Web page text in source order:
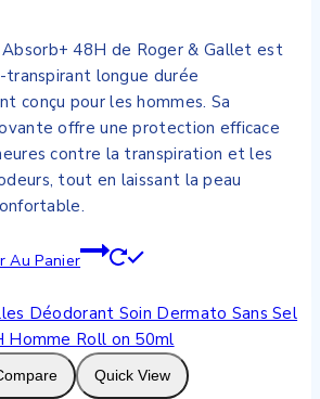
48H de Roger & Gallet est
transpirant longue durée
conçu pour les hommes. Sa
offre une protection efficace
contre la transpiration et les
tout en laissant la peau
Au Panier
Quick View